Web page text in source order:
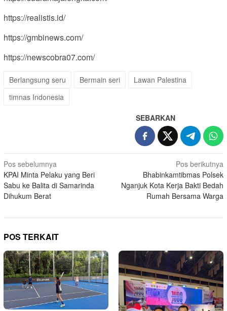
https://realistis.id/
https://gmbinews.com/
https://newscobra07.com/
Berlangsung seru Bermain seri
Lawan Palestina
timnas Indonesia
SEBARKAN
Navigasi
pos
Pos sebelumnya
KPAI Minta Pelaku yang Beri
Sabu ke Balita di Samarinda
Dihukum Berat
Pos berikutnya
Bhabinkamtibmas Polsek
Nganjuk Kota Kerja Bakti Bedah
Rumah Bersama Warga
POS TERKAIT